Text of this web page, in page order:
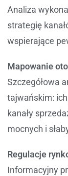
Analiza
strategię
wspierające
Mapowanie
Szczegółowa
tajwańskim:
kanały
mocnych i
Regulacje
Informacyjny